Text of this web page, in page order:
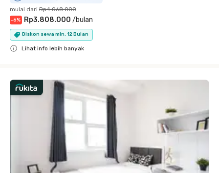
mulai dari Rp4.068.000
-6% Rp3.808.000 /bulan
Diskon sewa min. 12 Bulan
Lihat info lebih banyak